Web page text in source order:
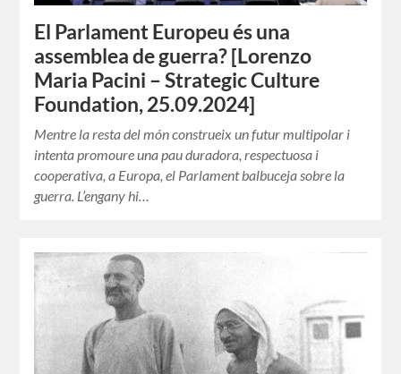
El Parlament Europeu és una
assemblea de guerra? [Lorenzo
Maria Pacini – Strategic Culture
Foundation, 25.09.2024]
Mentre la resta del món construeix un futur multipolar i
intenta promoure una pau duradora, respectuosa i
cooperativa, a Europa, el Parlament balbuceja sobre la
guerra. L’engany hi…